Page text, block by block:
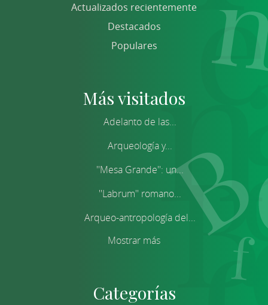
Actualizados recientemente
Destacados
Populares
Más visitados
Adelanto de las...
Arqueología y...
''Mesa Grande'': un...
''Labrum'' romano...
Arqueo-antropología del...
Mostrar más
Categorías